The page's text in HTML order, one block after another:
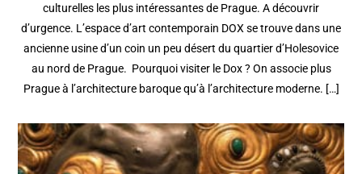
culturelles les plus intéressantes de Prague. A découvrir
d’urgence. L’espace d’art contemporain DOX se trouve dans une
ancienne usine d’un coin un peu désert du quartier d’Holesovice
au nord de Prague. Pourquoi visiter le Dox ? On associe plus
Prague à l’architecture baroque qu’à l’architecture moderne. […]